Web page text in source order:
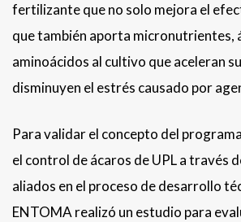
fertilizante que no solo mejora el
que también aporta micronutrientes,
aminoácidos al cultivo que aceleran
disminuyen el estrés causado por
Para validar el concepto del
el control de ácaros de UPL a través
aliados en el proceso de desarrollo
ENTOMArealizó un estudio para